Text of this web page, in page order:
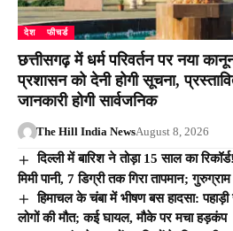
देश फीचर्ड
छत्तीसगढ़ में धर्म परिवर्तन पर नया
प्रशासन को देनी होगी सूचना,
जानकारी होगी सार्वजनिक
The Hill India NewsAugust 8, 2026
दिल्ली में बारिश ने तोड़ा 15 साल का
मिमी पानी, 7 डिग्री तक गिरा तापमान;
हिमाचल के चंबा में भीषण बस हादसा:
लोगों की मौत; कई घायल, मौके पर मचा हड़कंप